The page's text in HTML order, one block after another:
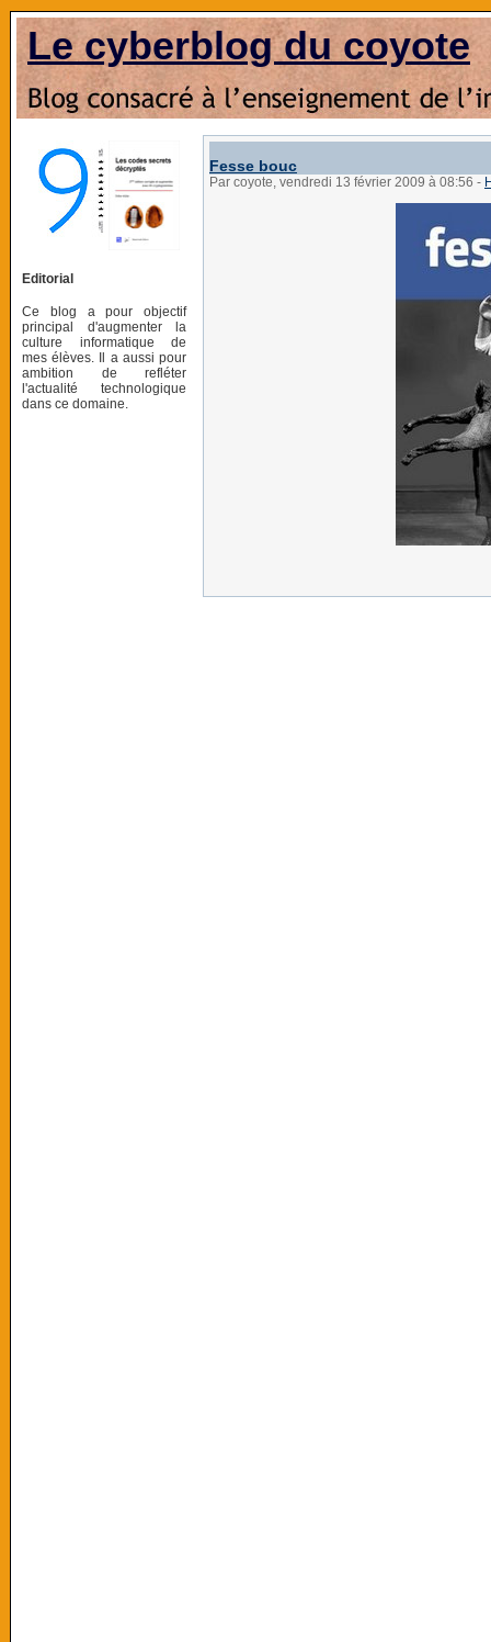
Le cyberblog du coyote
Editorial
Ce blog a pour objectif
principal d'augmenter la
culture informatique de
mes élèves. Il a aussi pour
ambition de refléter
l'actualité technologique
dans ce domaine.
Fesse bouc
Par coyote, vendredi 13 février 2009 à 08:56 -